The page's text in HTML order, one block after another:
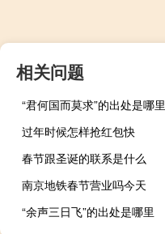
相关问题
“君何国而莫求”的出处是哪里
过年时候怎样抢红包快
春节跟圣诞的联系是什么
南京地铁春节营业吗今天
“余声三日飞”的出处是哪里